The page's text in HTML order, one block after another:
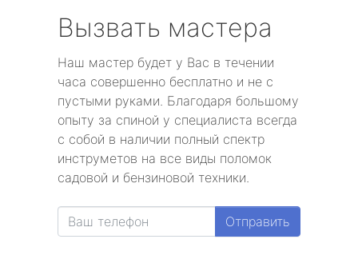
Вызвать мастера
Наш мастер будет у Вас в течении
часа совершенно бесплатно и не с
пустыми руками. Благодаря большому
опыту за спиной у специалиста всегда
с собой в наличии полный спектр
инструметов на все виды поломок
садовой и бензиновой техники.
Отправить